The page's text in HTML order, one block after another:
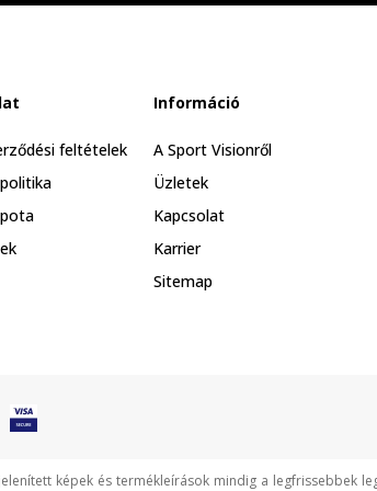
feltételek
Információ
A Sport Visionről
Üzletek
Kapcsolat
Karrier
Sitemap
képek és termékleírások mindig a legfrissebbek